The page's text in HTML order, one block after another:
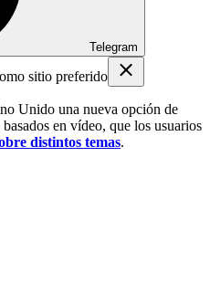
Telegram
sitio preferido
Unido una nueva opción de
en vídeo, que los usuarios
distintos temas.